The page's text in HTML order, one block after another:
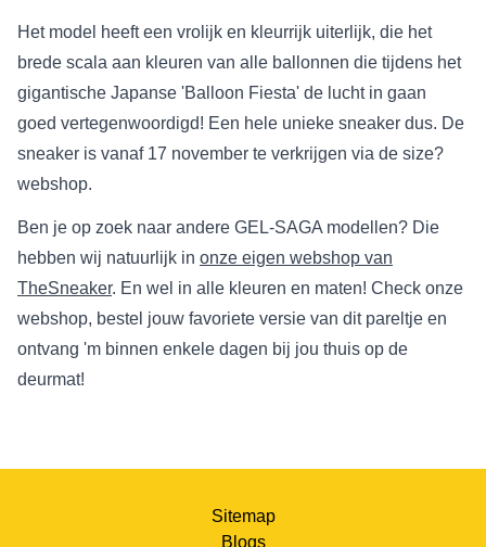
Het model heeft een vrolijk en kleurrijk uiterlijk, die het
brede scala aan kleuren van alle ballonnen die tijdens het
gigantische Japanse 'Balloon Fiesta' de lucht in gaan
goed vertegenwoordigd! Een hele unieke sneaker dus. De
sneaker is vanaf 17 november te verkrijgen via de size?
webshop.
Ben je op zoek naar andere GEL-SAGA modellen? Die
hebben wij natuurlijk in onze eigen webshop van
TheSneaker. En wel in alle kleuren en maten! Check onze
webshop, bestel jouw favoriete versie van dit pareltje en
ontvang 'm binnen enkele dagen bij jou thuis op de
deurmat!
Sitemap
Blogs